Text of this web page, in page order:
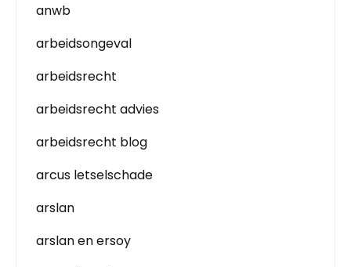
anwb
arbeidsongeval
arbeidsrecht
arbeidsrecht advies
arbeidsrecht blog
arcus letselschade
arslan
arslan en ersoy